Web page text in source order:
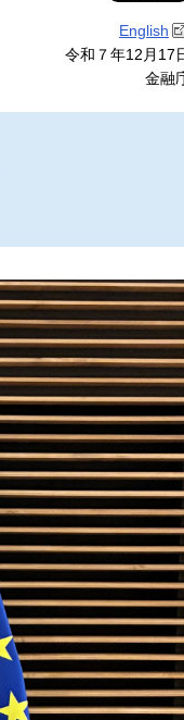
English
令和７年12月17
金融